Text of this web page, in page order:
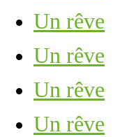
Un rêve
Un rêve
Un rêve
Un rêve